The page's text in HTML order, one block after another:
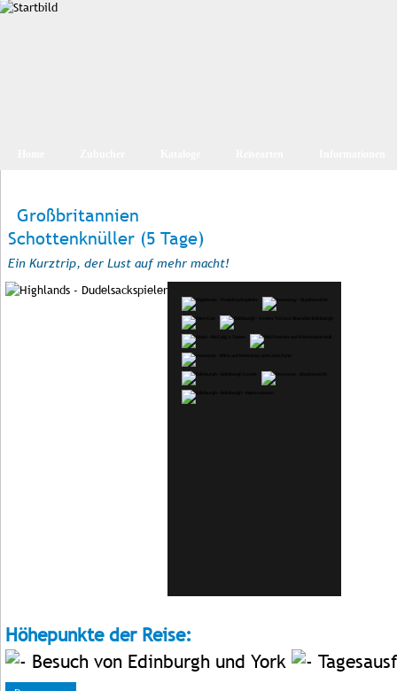
Großbritannien
Schottenknüller (5 Tage)
Ein Kurztrip, der Lust auf mehr macht!
Höhepunkte der Reise:
Besuch von Edinburgh und York